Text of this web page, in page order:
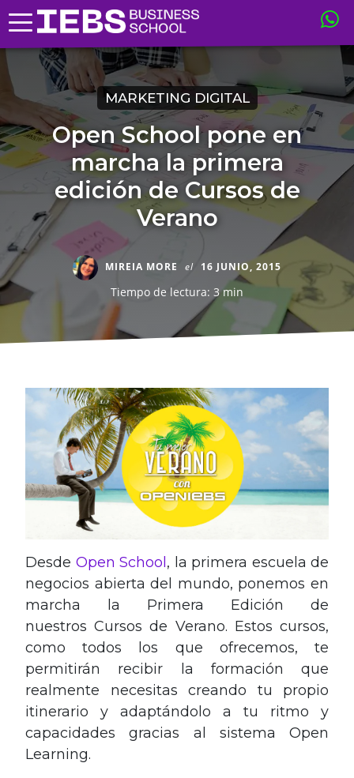
MARKETING DIGITAL
Open School pone en
marcha la primera
edición de Cursos de
Verano
MIREIA MORE el 16 JUNIO, 2015
Tiempo de lectura: 3 min
Desde Open School , la primera escuela de
negocios abierta del mundo, ponemos en
marcha la Primera Edición de
nuestros Cursos de Verano. Estos cursos,
como todos los que ofrecemos, te
permitirán recibir la formación que
realmente necesitas creando tu propio
itinerario y adaptándolo a tu ritmo y
capacidades gracias al sistema Open
Learning.